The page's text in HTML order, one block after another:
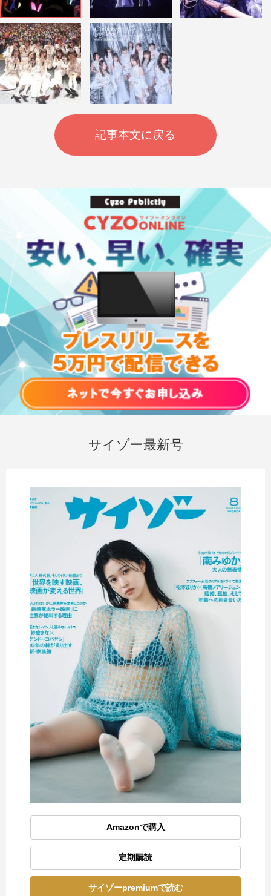
記事本文に戻る
サイゾー最新号
Amazonで購入
定期購読
サイゾーpremiumで読む